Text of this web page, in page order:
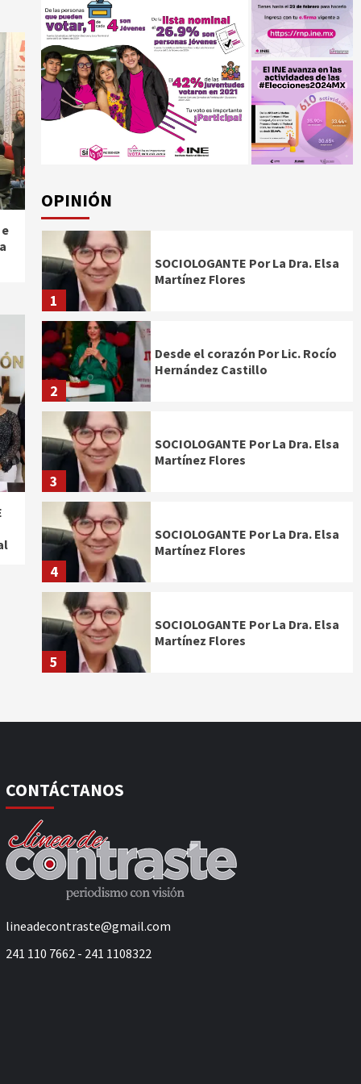
OPINIÓN
1
SOCIOLOGANTE Por La Dra. Elsa
Martínez Flores
2
Desde el corazón Por Lic. Rocío
Hernández Castillo
3
SOCIOLOGANTE Por La Dra. Elsa
Martínez Flores
4
SOCIOLOGANTE Por La Dra. Elsa
Martínez Flores
5
SOCIOLOGANTE Por La Dra. Elsa
Martínez Flores
CONTÁCTANOS
lineadecontraste@gmail.com
241 110 7662 - 241 1108322